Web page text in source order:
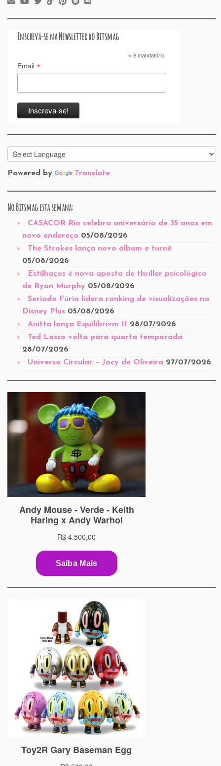
Inscreva-se na Newsletter do Bitsmag
*é mandatório
Email *
Powered by Translate
No Bitsmag esta semana:
CASACOR Rio celebra aniversário de 35 anos em
novo endereço 05/08/2026
The Strokes lança novo álbum e turnê
05/08/2026
Estilhaços é nova aposta de thriller psicológico
de Ryan Murphy 05/08/2026
Seriado Fúria lidera ranking de visualizações na
Disney Plus 05/08/2026
Anitta lança Equilibrivm II 28/07/2026
Ted Lasso volta para quarta temporada
28/07/2026
Universo Circular – Jocy de Oliveira 27/07/2026